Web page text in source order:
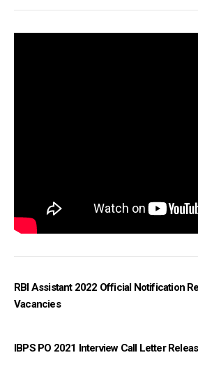
RBI Assistant 2022 Official Notification
Vacancies
IBPS PO 2021 Interview Call Letter